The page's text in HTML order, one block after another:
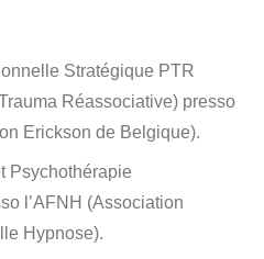
Stratégique PTR
Réassociative) presso
Erickson de Belgique).
Psychothérapie
l’AFNH (Association
Hypnose).